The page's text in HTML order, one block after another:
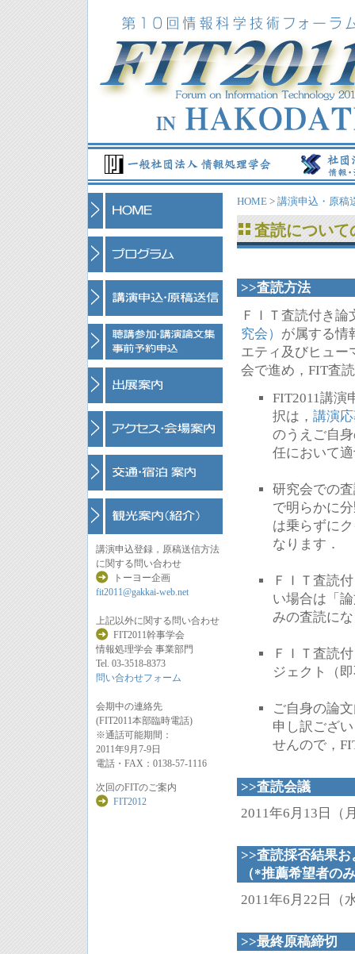
講演申込登録，原稿送信方法
に関する問い合わせ
トーヨー企画
fit2011@gakkai-web.net
上記以外に関する問い合わせ
FIT2011幹事学会
情報処理学会 事業部門
Tel. 03-3518-8373
問い合わせフォーム
会期中の連絡先
(FIT2011本部臨時電話)
※通話可能期間：
2011年9月7-9日
電話・FAX：0138-57-1116
次回のFITのご案内
FIT2012
HOME > 講演申込・原稿
査読について
>>査読方法
ＦＩＴ査読付き
究会） が属する情
エティ及びヒュー
会で進め，FIT査
FIT2011講演
択は， 講演
のうえご自
任において
研究会での
で明らかに
は乗らずに
なります．
ＦＩＴ査読
い場合は「
みの査読に
ＦＩＴ査読
ジェクト（
ご自身の論
申し訳ござ
せんので，
>>査読会議
2011年6月13日（
>>査読採否結果
（*推薦希望者の
2011年6月22日（
>>最終原稿締切